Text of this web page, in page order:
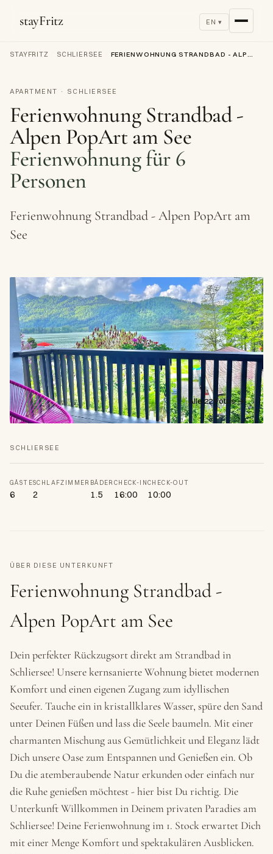
stayFritz EN ▾
STAYFRITZ SCHLIERSEE FERIENWOHNUNG STRANDBAD - ALPEN POPART AM SEE
APARTMENT · SCHLIERSEE
Ferienwohnung Strandbad -
Alpen PopArt am See
Ferienwohnung für 6
Personen
Ferienwohnung Strandbad - Alpen PopArt am
See
Alle 22 Fotos →
SCHLIERSEE
GÄSTE
6
SCHLAFZIMMER
2
BÄDER
1.5
CHECK-IN
16:00
CHECK-OUT
10:00
ÜBER DIESE UNTERKUNFT
Ferienwohnung Strandbad -
Alpen PopArt am See
Dein perfekter Rückzugsort direkt am Strandbad in
Schliersee! Unsere kernsanierte Wohnung bietet modernen
Komfort und einen eigenen Zugang zum idyllischen
Seeufer. Tauche ein in kristallklares Wasser, spüre den Sand
unter Deinen Füßen und lass die Seele baumeln. Mit einer
charmanten Mischung aus Gemütlichkeit und Eleganz lädt
Dich unsere Oase zum Entspannen und Genießen ein. Ob
Du die atemberaubende Natur erkunden oder einfach nur
die Ruhe genießen möchtest - hier bist Du richtig. Die
Unterkunft Willkommen in Deinem privaten Paradies am
Schliersee! Deine Ferienwohnung im 1. Stock erwartet Dich
mit einer Menge Komfort und spektakulären Ausblicken.